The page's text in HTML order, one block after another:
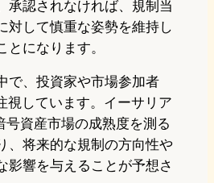
承認されなければ、規制当
対して慎重な姿勢を維持し
になります。
で、投資家や市場参加者
視しています。イーサリア
号資産市場の成熟度を測る
、将来的な規制の方向性や
影響を与えることが予想さ